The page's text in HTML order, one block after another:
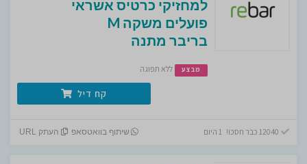
למחזיקי כרטיס אשראי
פועלים משקה M
בריבר מתנה
מבצע ללא תפוגה
קח דיל
שיתוף בוואטסאפ העתק URL